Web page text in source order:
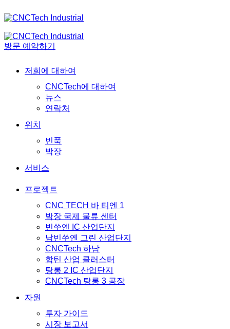
방문 예약하기
저희에 대하여
CNCTech에 대하여
뉴스
연락처
위치
빈푹
박장
서비스
프로젝트
CNC TECH 바 티엔 1
박장 국제 물류 센터
빈쑤옌 IC 산업단지
남빈쑤옌 그린 산업단지
CNCTech 하남
합틴 산업 클러스터
탕롱 2 IC 산업단지
CNCTech 탕롱 3 공장
자원
투자 가이드
시장 보고서